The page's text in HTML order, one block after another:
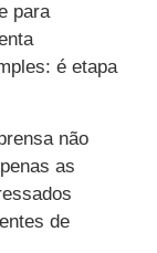
para
é etapa
não
as
de